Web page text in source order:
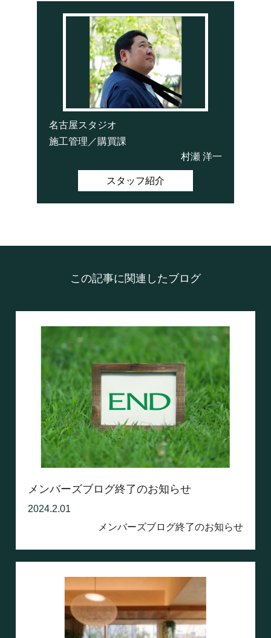
名古屋スタジオ
施工管理／購買課
村瀬 洋一
スタッフ紹介
この記事に関連したブログ
メンバーズブログ終了のお知らせ
2024.2.01
メンバーズブログ終了のお知らせ